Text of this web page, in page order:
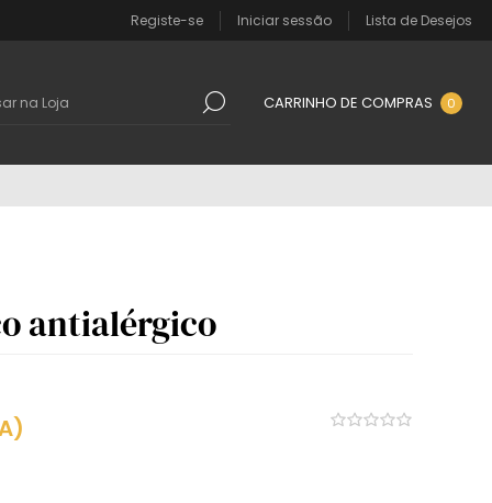
Registe-se Iniciar sessão Lista de Desejos
CARRINHO DE COMPRAS 0
antialérgico